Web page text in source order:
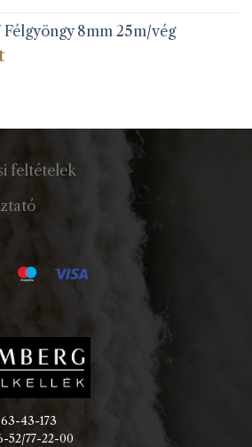
Félgyöngy 8mm 25m/vég
feltételek
43-173
52/77-22-00